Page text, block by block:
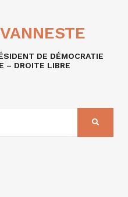
DE DÉMOCRATIE
– DROITE LIBRE